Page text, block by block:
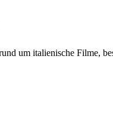
um italienische Filme,